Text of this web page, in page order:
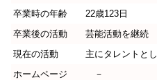
卒業時の年齢
22歳123日
卒業後の活動
芸能活動を継続
現在の活動
主にタレントと
ホームページ
－